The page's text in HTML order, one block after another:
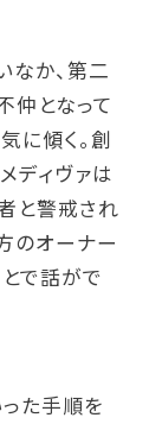
なか、第二
仲となって
に傾く。創
ディヴァは
と警戒され
のオーナー
で話がで
た手順を